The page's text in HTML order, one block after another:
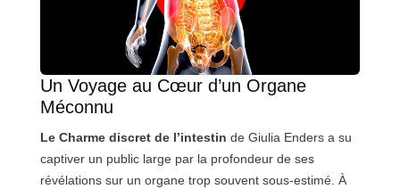
Un Voyage au Cœur d’un Organe
Méconnu
Le Charme discret de l’intestin de Giulia Enders a su
captiver un public large par la profondeur de ses
révélations sur un organe trop souvent sous-estimé. À